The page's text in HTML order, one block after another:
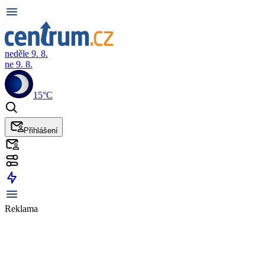
neděle 9. 8.
ne 9. 8.
15°C
Přihlášení
Reklama